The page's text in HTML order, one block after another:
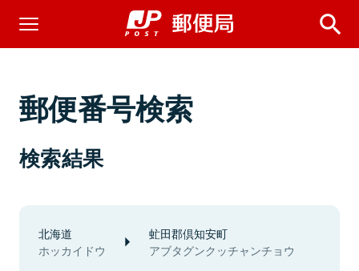
郵便番号検索
検索結果
北海道
ホッカイドウ
虻田郡倶知安町
アブタグンクッチャンチョウ